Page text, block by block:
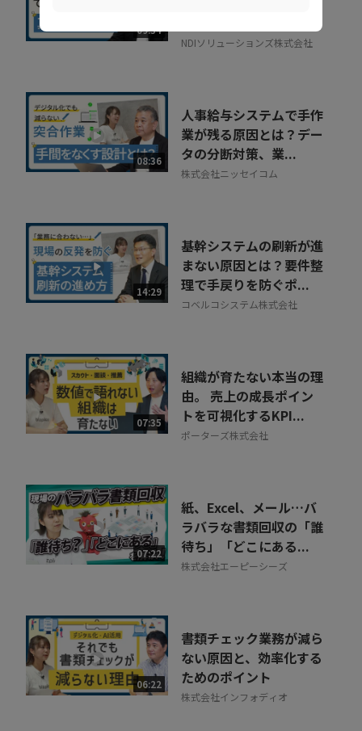
09:34
NDIソリューションズ株式会社
08:36
人事給与システムで手作
業が残る原因とは？デー
タの分断対策、業...
株式会社ニッセイコム
14:29
基幹システムの刷新が進
まない原因とは？要件整
理で手戻りを防ぐポ...
コベルコシステム株式会社
07:35
組織が育たない本当の理
由。 売上の成長ポイン
トを可視化するKPI...
ポーターズ株式会社
07:22
紙、Excel、メール…バ
ラバラな書類回収の「誰
待ち」「どこにある...
株式会社エーピーシーズ
06:22
書類チェック業務が減ら
ない原因と、効率化する
ためのポイント
株式会社インフォディオ